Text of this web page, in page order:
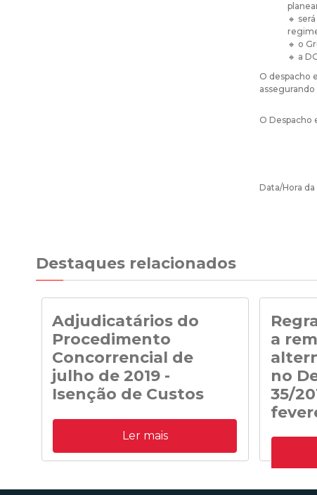
🔸
🔸 o
🔸 a
O despacho
O Despacho
Data/Hora
Destaques relacionados
Adjudicatários do
Procedimento
Concorrencial de
julho de 2019 -
Isenção de Custos
Adjudicatários do Procedimento
Concorrencial de julho de 2019 para a
atribuição de capacidade de receção na
RESP de energia elétrica produzida em
Custos
Ler mais
a
no
35/
Despacho
transição
prevista